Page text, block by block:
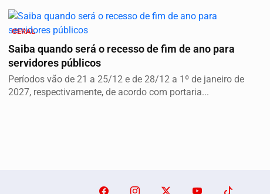
GERAL
Saiba quando será o recesso de fim de ano para
servidores públicos
Períodos vão de 21 a 25/12 e de 28/12 a 1º de janeiro de
2027, respectivamente, de acordo com portaria...